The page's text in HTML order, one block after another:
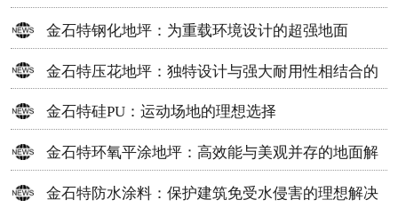
选择
金石特钢化地坪：为重载环境设计的超强地面
金石特压花地坪：独特设计与强大耐用性相结合的
地面材料
金石特硅PU：运动场地的理想选择
金石特环氧平涂地坪：高效能与美观并存的地面解
决方案
金石特防水涂料：保护建筑免受水侵害的理想解决